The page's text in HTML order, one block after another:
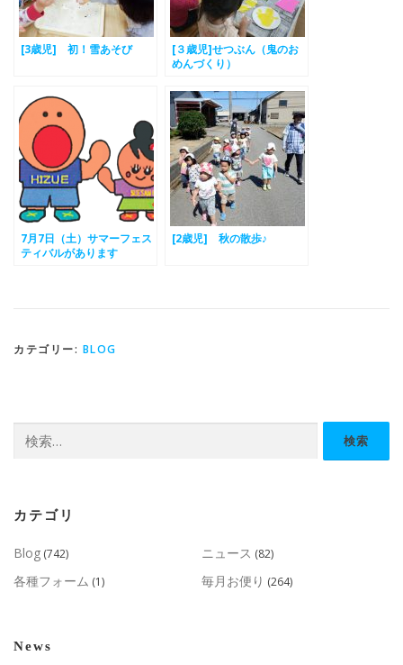
[3歳児] 初！雪あそび
[３歳児]せつぶん（鬼のお
めんづくり）
7月7日（土）サマーフェス
ティバルがあります
[2歳児] 秋の散歩♪
カテゴリー: BLOG
索:
カテゴリ
Blog (742) ニュース (82)
各種フォーム (1) 毎月お便り (264)
News